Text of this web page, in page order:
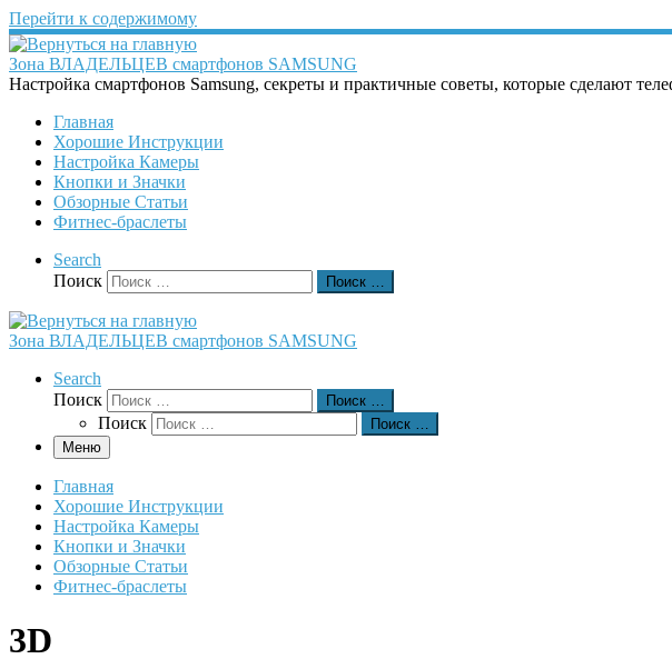
Перейти к содержимому
Зона ВЛАДЕЛЬЦЕВ смартфонов SAMSUNG
Настройка смартфонов Samsung, секреты и практичные советы, которые сделают
Главная
Хорошие Инструкции
Настройка Камеры
Кнопки и Значки
Обзорные Статьи
Фитнес-браслеты
Search
Поиск
Поиск …
Зона ВЛАДЕЛЬЦЕВ смартфонов SAMSUNG
Search
Поиск
Поиск …
Поиск
Поиск …
Меню
Главная
Хорошие Инструкции
Настройка Камеры
Кнопки и Значки
Обзорные Статьи
Фитнес-браслеты
3D